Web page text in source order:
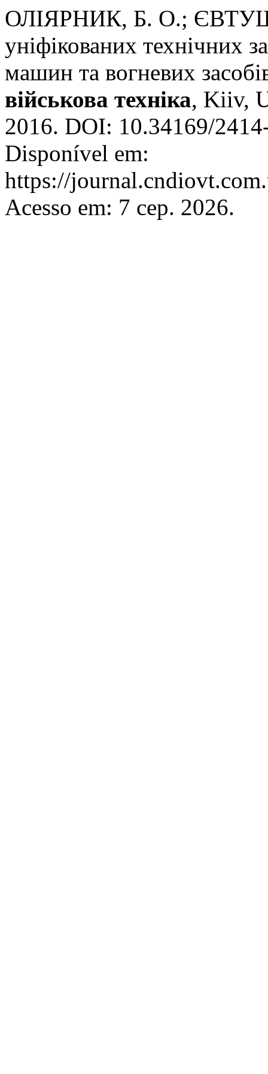
ОЛІЯРНИК, Б. О.;
уніфікованих технічних
машин та вогневих
військова техніка, Kiiv,
2016. DOI: 10.34169/
Disponível em:
https://
Acesso em: 7 сер. 2026.